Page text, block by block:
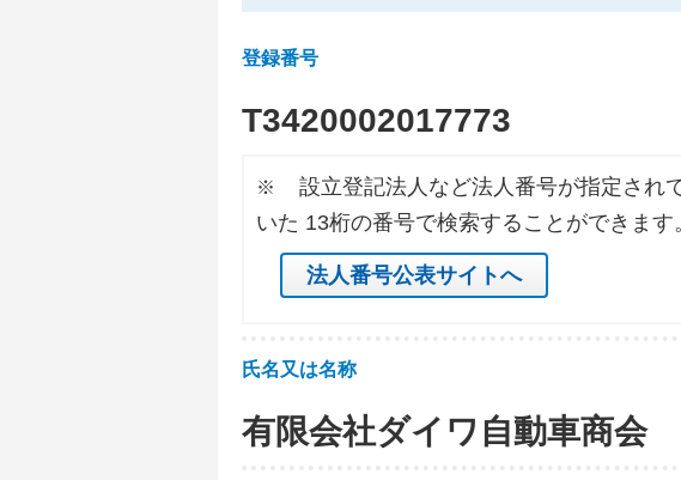
登録番号
T3420002017773
※
設立登記法人など法人番号が指定され
いた 13桁の番号で検索することができます
法人番号公表サイトへ
氏名又は名称
有限会社ダイワ自動車商会